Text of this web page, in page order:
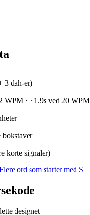
3 dah-er)
WPM · ~1.9s ved 20 WPM
bokstaver
korte signaler)
Flere ord som starter med S
designet